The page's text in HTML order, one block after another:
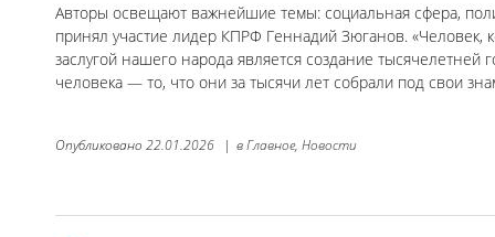
Авторы освещают важнейшие темы: социальная сфера,
принял участие лидер КПРФ Геннадий Зюганов. «Человек,
заслугой нашего народа является создание тысячелетней
человека — то, что они за тысячи лет собрали под свои
Опубликовано 22.01.2026 | вГлавное, Новости